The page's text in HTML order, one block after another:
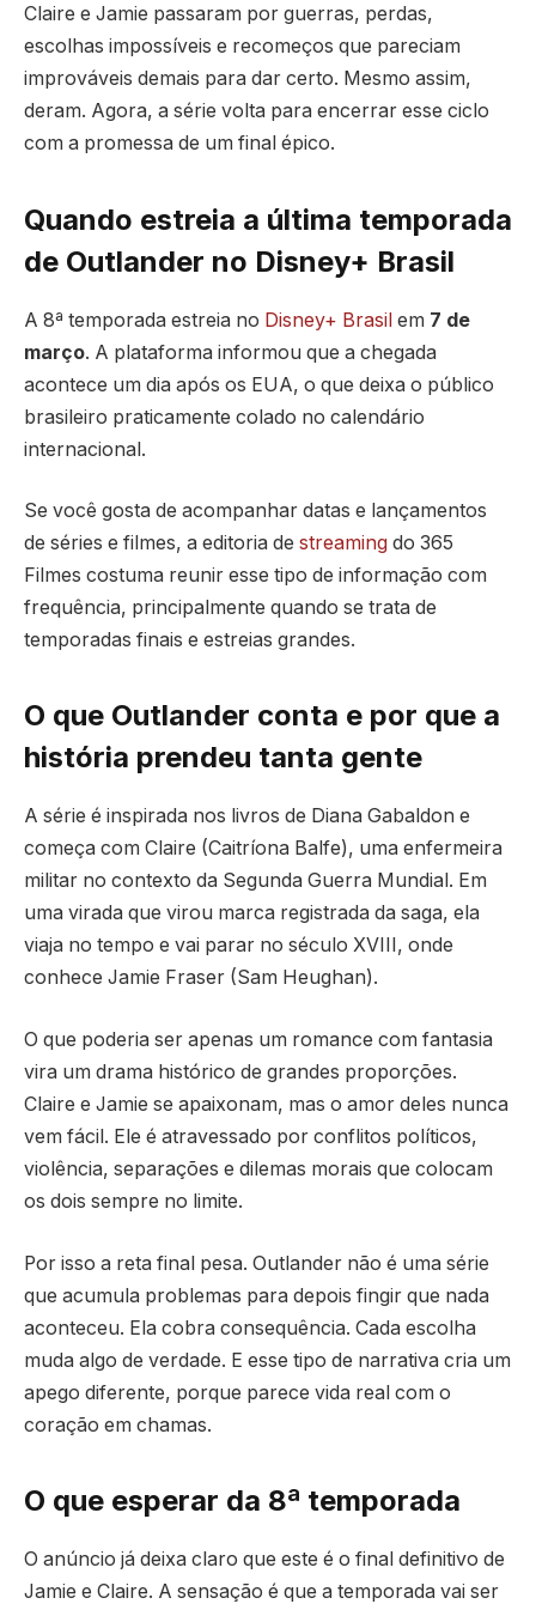
Claire e Jamie passaram por guerras, perdas,
escolhas impossíveis e recomeços que pareciam
improváveis demais para dar certo. Mesmo assim,
deram. Agora, a série volta para encerrar esse ciclo
com a promessa de um final épico.
Quando estreia a última temporada
de Outlander no Disney+ Brasil
A 8ª temporada estreia no Disney+ Brasil em 7 de
março. A plataforma informou que a chegada
acontece um dia após os EUA, o que deixa o público
brasileiro praticamente colado no calendário
internacional.
Se você gosta de acompanhar datas e lançamentos
de séries e filmes, a editoria de streaming do 365
Filmes costuma reunir esse tipo de informação com
frequência, principalmente quando se trata de
temporadas finais e estreias grandes.
O que Outlander conta e por que a
história prendeu tanta gente
A série é inspirada nos livros de Diana Gabaldon e
começa com Claire (Caitríona Balfe), uma enfermeira
militar no contexto da Segunda Guerra Mundial. Em
uma virada que virou marca registrada da saga, ela
viaja no tempo e vai parar no século XVIII, onde
conhece Jamie Fraser (Sam Heughan).
O que poderia ser apenas um romance com fantasia
vira um drama histórico de grandes proporções.
Claire e Jamie se apaixonam, mas o amor deles nunca
vem fácil. Ele é atravessado por conflitos políticos,
violência, separações e dilemas morais que colocam
os dois sempre no limite.
Por isso a reta final pesa. Outlander não é uma série
que acumula problemas para depois fingir que nada
aconteceu. Ela cobra consequência. Cada escolha
muda algo de verdade. E esse tipo de narrativa cria um
apego diferente, porque parece vida real com o
coração em chamas.
O que esperar da 8ª temporada
O anúncio já deixa claro que este é o final definitivo de
Jamie e Claire. A sensação é que a temporada vai ser